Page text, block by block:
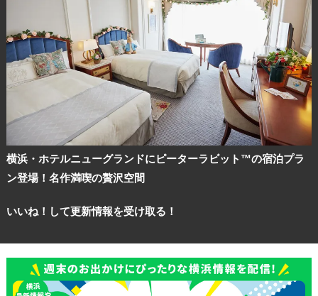
横浜・ホテルニューグランドにピーターラビット™の宿泊プラ
ン登場！名作満喫の贅沢空間
いいね！して更新情報を受け取る！